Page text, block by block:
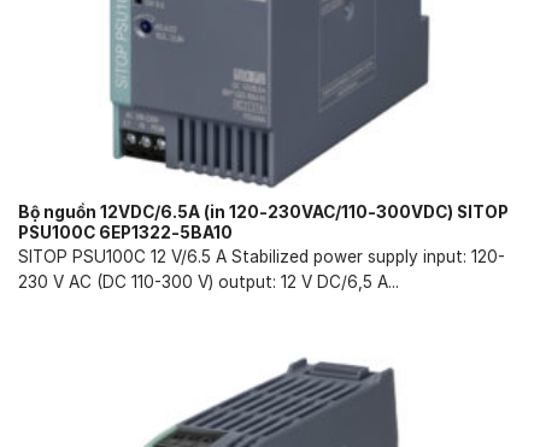
Bộ nguồn 12VDC/6.5A (in 120-230VAC/110-300VDC) SITOP
PSU100C 6EP1322-5BA10
SITOP PSU100C 12 V/6.5 A Stabilized power supply input: 120-
230 V AC (DC 110-300 V) output: 12 V DC/6,5 A...